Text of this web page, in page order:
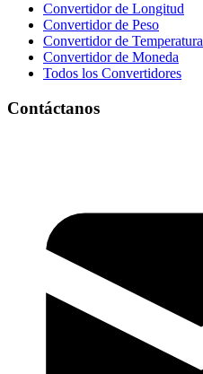
Convertidor de Longitud
Convertidor de Peso
Convertidor de Temperatura
Convertidor de Moneda
Todos los Convertidores
Contáctanos